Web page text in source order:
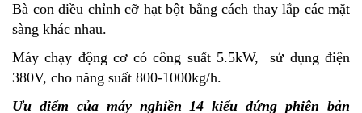
Bà con điều chỉnh cỡ hạt bột bằng cách thay lắp các mặt
sàng khác nhau.
Máy chạy động cơ có công suất 5.5kW, sử dụng điện
380V, cho năng suất 800-1000kg/h.
Ưu điểm của máy nghiền 14 kiểu đứng phiên bản